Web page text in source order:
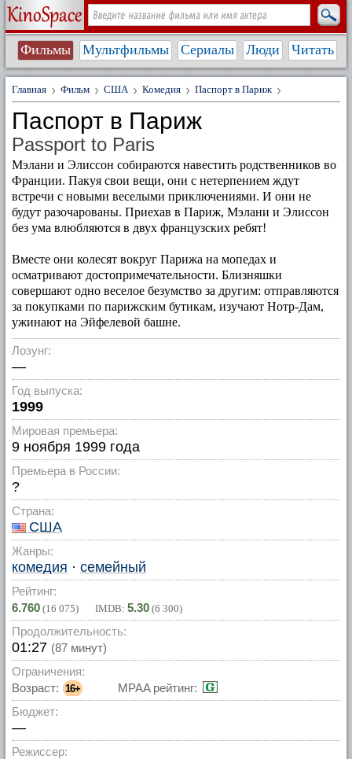
Фильмы Мультфильмы Сериалы Люди Читать
Главная Фильм США Комедия Паспорт в Париж
Паспорт в Париж
Passport to Paris
Мэлани и Элиссон собираются навестить родственников во
Франции. Пакуя свои вещи, они с нетерпением ждут
встречи с новыми веселыми приключениями. И они не
будут разочарованы. Приехав в Париж, Мэлани и Элиссон
без ума влюбляются в двух французских ребят!
Вместе они колесят вокруг Парижа на мопедах и
осматривают достопримечательности. Близняшки
совершают одно веселое безумство за другим: отправляются
за покупками по парижским бутикам, изучают Нотр-Дам,
ужинают на Эйфелевой башне.
Лозунг:
—
Год выпуска:
1999
Мировая премьера:
9 ноября 1999 года
Премьера в России:
?
Страна:
США
Жанры:
комедия · семейный
Рейтинг:
6.760 (16 075) IMDB: 5.30 (6 300)
Продолжительность:
01:27 (87 минут)
Ограничения:
Возраст: 16+
MPAA рейтинг:
Бюджет:
—
Режиссер: